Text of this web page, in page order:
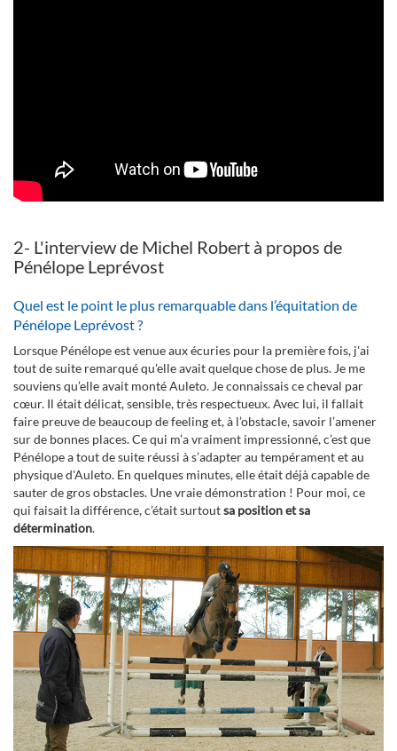
2- L'interview de Michel Robert à propos de
Pénélope Leprévost
Quel est le point le plus remarquable dans l’équitation de
Pénélope Leprévost ?
Lorsque Pénélope est venue aux écuries pour la première fois, j'ai
tout de suite remarqué qu'elle avait quelque chose de plus. Je me
souviens qu’elle avait monté Auleto. Je connaissais ce cheval par
cœur. Il était délicat, sensible, très respectueux. Avec lui, il fallait
faire preuve de beaucoup de feeling et, à l’obstacle, savoir l’amener
sur de bonnes places. Ce qui m’a vraiment impressionné, c’est que
Pénélope a tout de suite réussi à s’adapter au tempérament et au
physique d'Auleto. En quelques minutes, elle était déjà capable de
sauter de gros obstacles. Une vraie démonstration ! Pour moi, ce
qui faisait la différence, c’était surtoutsa position et sa
détermination.